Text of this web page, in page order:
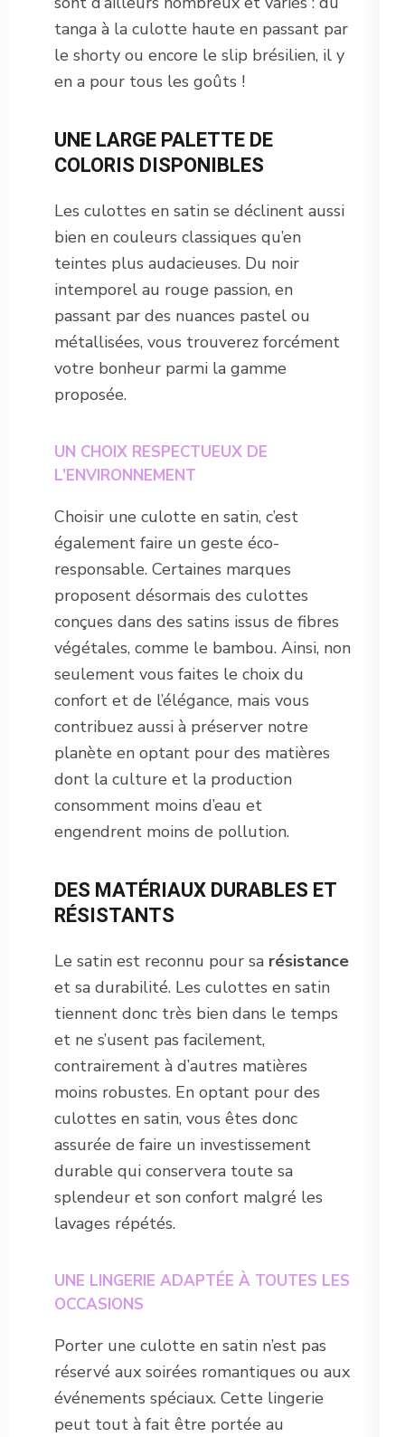
tanga à la culotte haute en passant par
le shorty ou encore le slip brésilien, il y
en a pour tous les goûts !
UNE LARGE PALETTE DE
COLORIS DISPONIBLES
Les culottes en satin se déclinent aussi
bien en couleurs classiques qu’en
teintes plus audacieuses. Du noir
intemporel au rouge passion, en
passant par des nuances pastel ou
métallisées, vous trouverez forcément
votre bonheur parmi la gamme
proposée.
UN CHOIX RESPECTUEUX DE
L’ENVIRONNEMENT
Choisir une culotte en satin, c’est
également faire un geste éco-
responsable. Certaines marques
proposent désormais des culottes
conçues dans des satins issus de fibres
végétales, comme le bambou. Ainsi, non
seulement vous faites le choix du
confort et de l’élégance, mais vous
contribuez aussi à préserver notre
planète en optant pour des matières
dont la culture et la production
consomment moins d’eau et
engendrent moins de pollution.
DES MATÉRIAUX DURABLES ET
RÉSISTANTS
Le satin est reconnu pour sa résistance
et sa durabilité. Les culottes en satin
tiennent donc très bien dans le temps
et ne s’usent pas facilement,
contrairement à d’autres matières
moins robustes. En optant pour des
culottes en satin, vous êtes donc
assurée de faire un investissement
durable qui conservera toute sa
splendeur et son confort malgré les
lavages répétés.
UNE LINGERIE ADAPTÉE À TOUTES LES
OCCASIONS
Porter une culotte en satin n’est pas
réservé aux soirées romantiques ou aux
événements spéciaux. Cette lingerie
peut tout à fait être portée au